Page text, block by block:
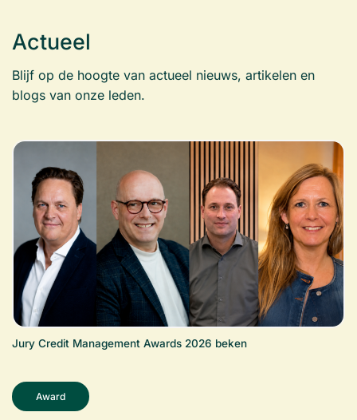
Actueel
Blijf op de hoogte van actueel nieuws, artikelen en
blogs van onze leden.
Jury Credit Management Awards 2026 beken
Award